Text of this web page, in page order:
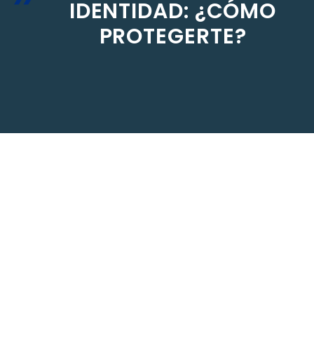
IDENTIDAD: ¿CÓMO
PROTEGERTE?